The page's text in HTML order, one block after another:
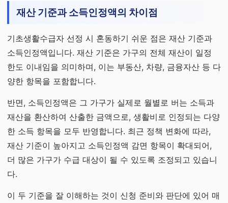
재산 기준과 소득인정액의 차이점
기초생활수급자 선정 시 혼동하기 쉬운 점은 재산 기준과
소득인정액입니다. 재산 기준은 가구의 전체 재산이 일정
한도 이내임을 의미하며, 이는 부동산, 차량, 금융자산 등 다
양한 항목을 포함합니다.
반면, 소득인정액은 그 가구가 실제로 월별로 버는 소득과
재산을 환산하여 산출한 금액으로, 생활비로 인정되는 다양
한 소득 항목을 모두 반영합니다. 최근 정책 변화에 따라,
재산 기준이 높아지고 소득인정액 감면 항목이 확대되어,
더 많은 가구가 수급 대상이 될 수 있도록 조정되고 있습니
다.
이 두 기준을 잘 이해하는 것이 신청 준비와 판단에 있어 매